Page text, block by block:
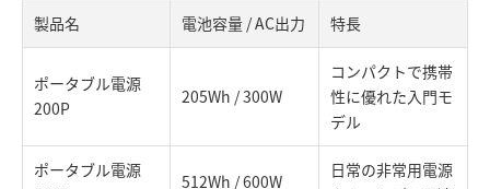
製品名 電池容量 / AC出力 特長
ポータブル電源
200P
205Wh / 300W
コンパクトで携帯
性に優れた入門モ
デル
ポータブル電源
512Wh / 600W
日常の非常用電源